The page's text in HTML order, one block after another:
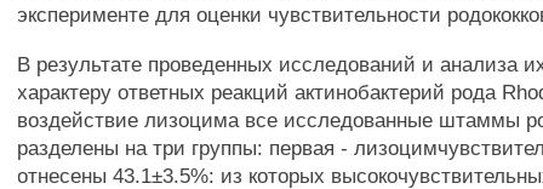
эксперименте для оценки чувствительности
В результате проведенных исследований и анализа
характеру ответных реакций актинобактерий рода
воздействие лизоцима все исследованные штаммы
разделены на три группы: первая -
отнесены 43.1±3.5%: из которых